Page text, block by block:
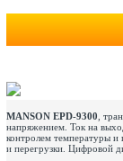
MANSON EPD-9300 ,
напряжением. Ток на
контролем температуры и
и перегрузки. Цифровой